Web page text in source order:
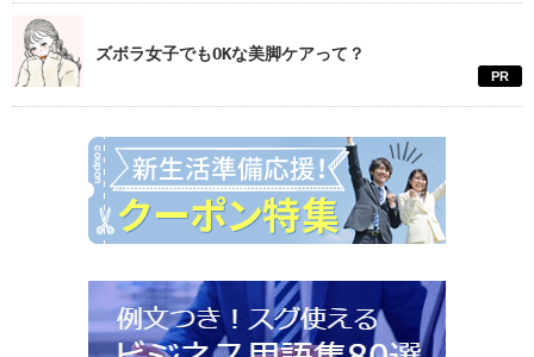
ズボラ女子でもOKな美脚ケアって？
PR